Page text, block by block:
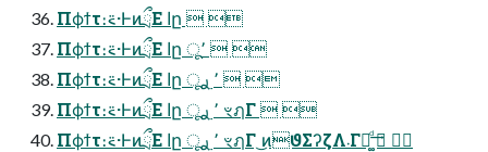
Πϕϯτ։࠵·ͰͷྲྀΕ اը  
Πϕϯτ։࠵·ͰͷྲྀΕ اը ू٬  
Πϕϯτ։࠵·ͰͷྲྀΕ اը ू٬ ࣮ࢪ  
Πϕϯτ։࠵·ͰͷྲྀΕ اը ू٬ ࣮ࢪ ৼฦΓ  
Πϕϯτ։࠵·ͰͷྲྀΕ اը ू٬ ࣮ࢪ ৼฦΓ ͜ͷϑΣʔζΛ܁Γฦ͚ͩ͢  